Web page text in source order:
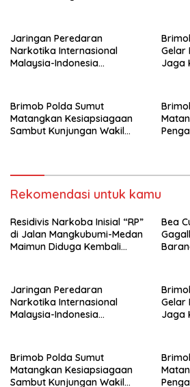
Tangan
Jaringan Peredaran
Narkotika Internasional
Malaysia-Indonesia
Sabu dan 5.200 Butir Pil
Ekstasi
Gelar
Jaga
Brimob Polda Sumut
Matangkan Kesiapsiagaan
Sambut Kunjungan Wakil
Rekomendasi untuk kamu
Residivis Narkoba Inisial “RP”
di Jalan Mangkubumi-Medan
Maimun Diduga Kembali
Tangan
Bea
Jaringan Peredaran
Narkotika Internasional
Malaysia-Indonesia
Sabu dan 5.200 Butir Pil
Ekstasi
Gelar
Jaga
Brimob Polda Sumut
Matangkan Kesiapsiagaan
Sambut Kunjungan Wakil